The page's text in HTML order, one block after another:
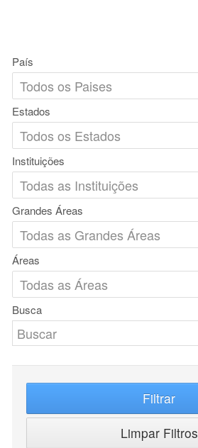
País
Estados
Instituições
Grandes Áreas
Áreas
Busca
Filtrar
Limpar Filtros